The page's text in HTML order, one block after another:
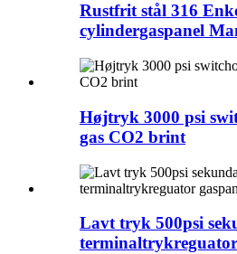
Rustfrit stål 316
cylindergaspanel
Højtryk 3000 psi
gas CO2 brint
Lavt tryk 500psi